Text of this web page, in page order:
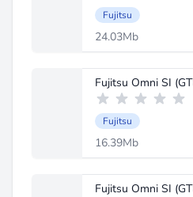
Fujitsu
24.03Mb
Fujitsu
16.39Mb